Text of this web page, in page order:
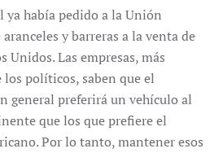
había pedido a la Unión
y barreras a la venta de
Unidos. Las empresas, más
políticos, saben que el
general preferirá un vehículo al
que los que prefiere el
Por lo tanto, mantener esos